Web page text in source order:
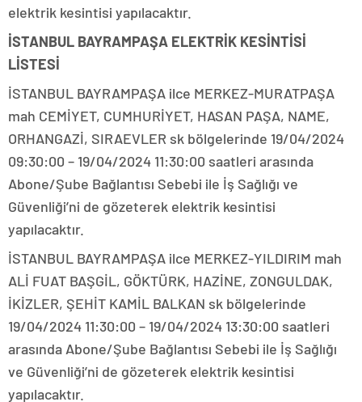
elektrik kesintisi yapılacaktır.
İSTANBUL BAYRAMPAŞA ELEKTRİK KESİNTİSİ
LİSTESİ
İSTANBUL BAYRAMPAŞA ilce MERKEZ-MURATPAŞA
mah CEMİYET, CUMHURİYET, HASAN PAŞA, NAME,
ORHANGAZİ, SIRAEVLER sk bölgelerinde 19/04/2024
09:30:00 – 19/04/2024 11:30:00 saatleri arasında
Abone/Şube Bağlantısı Sebebi ile İş Sağlığı ve
Güvenliği’ni de gözeterek elektrik kesintisi
yapılacaktır.
İSTANBUL BAYRAMPAŞA ilce MERKEZ-YILDIRIM mah
ALİ FUAT BAŞGİL, GÖKTÜRK, HAZİNE, ZONGULDAK,
İKİZLER, ŞEHİT KAMİL BALKAN sk bölgelerinde
19/04/2024 11:30:00 – 19/04/2024 13:30:00 saatleri
arasında Abone/Şube Bağlantısı Sebebi ile İş Sağlığı
ve Güvenliği’ni de gözeterek elektrik kesintisi
yapılacaktır.